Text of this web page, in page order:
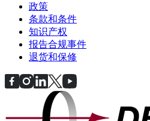
政策
条款和条件
知识产权
报告合规事件
退货和保修